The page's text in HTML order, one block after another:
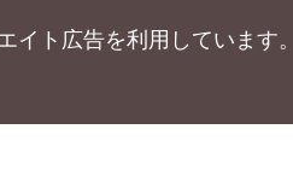
ト広告を利用しています。